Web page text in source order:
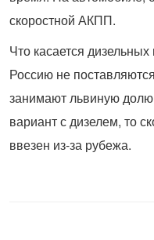
скоростной АКПП.
Что касается
Россию не
занимают львиную
вариант с дизелем, то
ввезен из-за рубежа.